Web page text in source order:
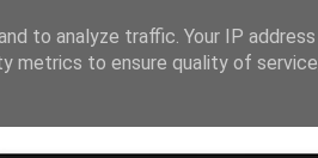
to analyze traffic. Your IP
metrics to ensure quality of